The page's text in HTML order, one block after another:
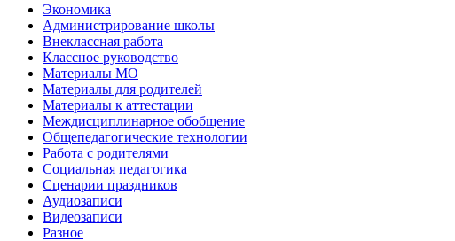
Экономика
Администрирование школы
Внеклассная работа
Классное руководство
Материалы МО
Материалы для родителей
Материалы к аттестации
Междисциплинарное обобщение
Общепедагогические технологии
Работа с родителями
Социальная педагогика
Сценарии праздников
Аудиозаписи
Видеозаписи
Разное